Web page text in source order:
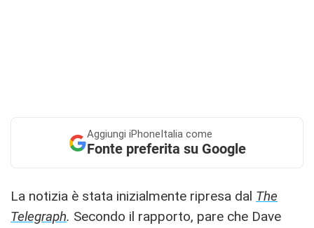
Aggiungi iPhoneItalia come
Fonte preferita su Google
La notizia è stata inizialmente ripresa dal The
Telegraph. Secondo il rapporto, pare che Dave